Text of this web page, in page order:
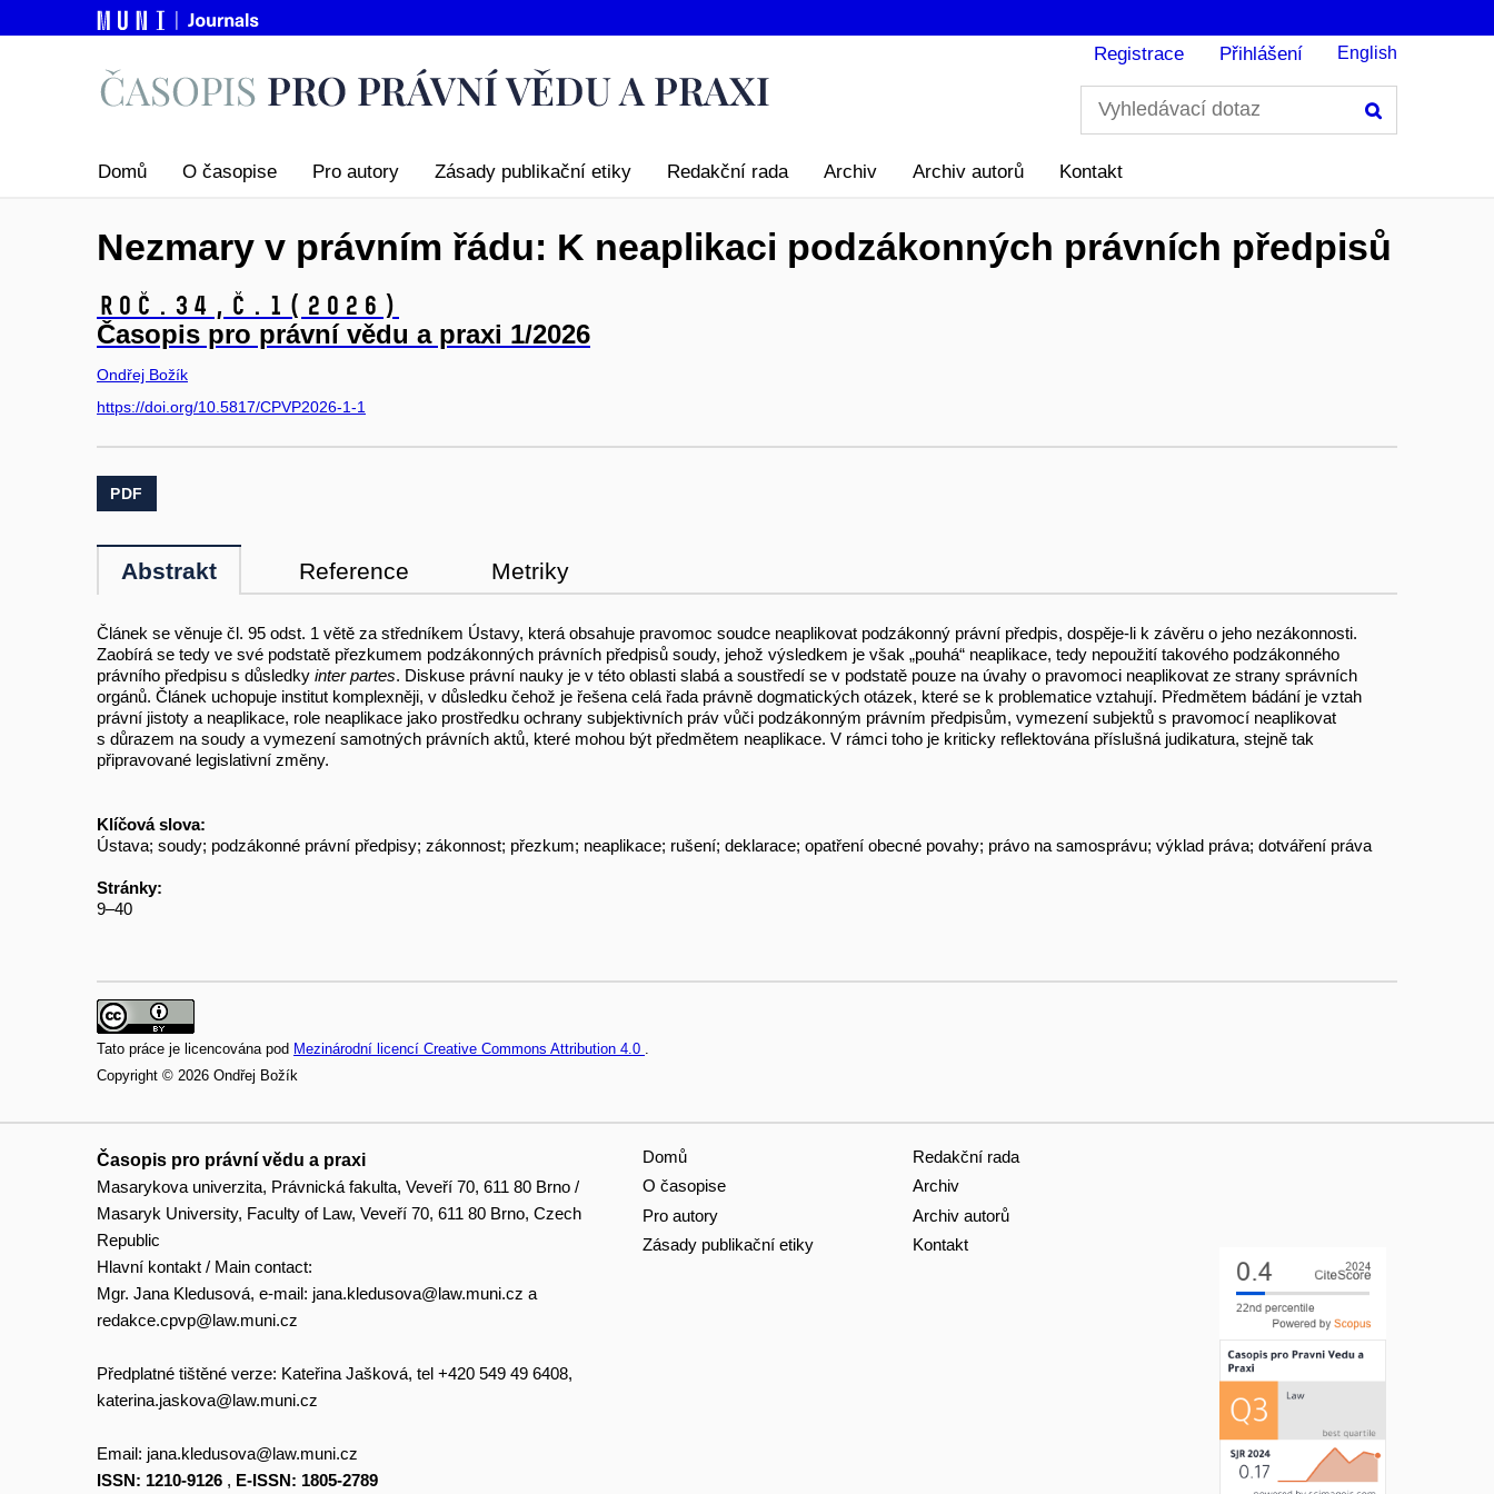
Registrace Přihlášení English
Domů O časopise Pro autory Zásady publikační etiky Redakční rada Archiv Archiv autorů Kontakt
Nezmary v právním řádu: K neaplikaci podzákonných právních předpisů
Roč.34, č.1 (2026)
Časopis pro právní vědu a praxi 1/2026
Ondřej Božík
https://doi.org/10.5817/CPVP2026-1-1
PDF
Abstrakt Reference Metriky
Článek se věnuje čl. 95 odst. 1 větě za středníkem Ústavy, která obsahuje pravomoc soudce neaplikovat podzákonný právní předpis, dospěje-li k závěru o jeho nezákonnosti.
Zaobírá se tedy ve své podstatě přezkumem podzákonných právních předpisů soudy, jehož výsledkem je však „pouhá“ neaplikace, tedy nepoužití takového podzákonného
právního předpisu s důsledky inter partes. Diskuse právní nauky je v této oblasti slabá a soustředí se v podstatě pouze na úvahy o pravomoci neaplikovat ze strany správních
orgánů. Článek uchopuje institut komplexněji, v důsledku čehož je řešena celá řada právně dogmatických otázek, které se k problematice vztahují. Předmětem bádání je vztah
právní jistoty a neaplikace, role neaplikace jako prostředku ochrany subjektivních práv vůči podzákonným právním předpisům, vymezení subjektů s pravomocí neaplikovat
s důrazem na soudy a vymezení samotných právních aktů, které mohou být předmětem neaplikace. V rámci toho je kriticky reflektována příslušná judikatura, stejně tak
připravované legislativní změny.
Klíčová slova:
Ústava; soudy; podzákonné právní předpisy; zákonnost; přezkum; neaplikace; rušení; deklarace; opatření obecné povahy; právo na samosprávu; výklad práva; dotváření práva
Stránky:
9–40
Tato práce je licencována pod Mezinárodní licencí Creative Commons Attribution 4.0
Copyright © 2026 Ondřej Božík
Časopis pro právní vědu a praxi
Masarykova univerzita, Právnická fakulta, Veveří 70, 611 80 Brno /
Masaryk University, Faculty of Law, Veveří 70, 611 80 Brno, Czech
Republic
Hlavní kontakt / Main contact:
Mgr. Jana Kledusová, e-mail: jana.kledusova@law.muni.cz a
redakce.cpvp@law.muni.cz
Předplatné tištěné verze: Kateřina Jašková, tel +420 549 49 6408,
katerina.jaskova@law.muni.cz
Email: jana.kledusova@law.muni.cz
ISSN: 1210-9126 , E-ISSN: 1805-2789
Domů
O časopise
Pro autory
Zásady publikační etiky
Redakční rada
Archiv
Archiv autorů
Kontakt